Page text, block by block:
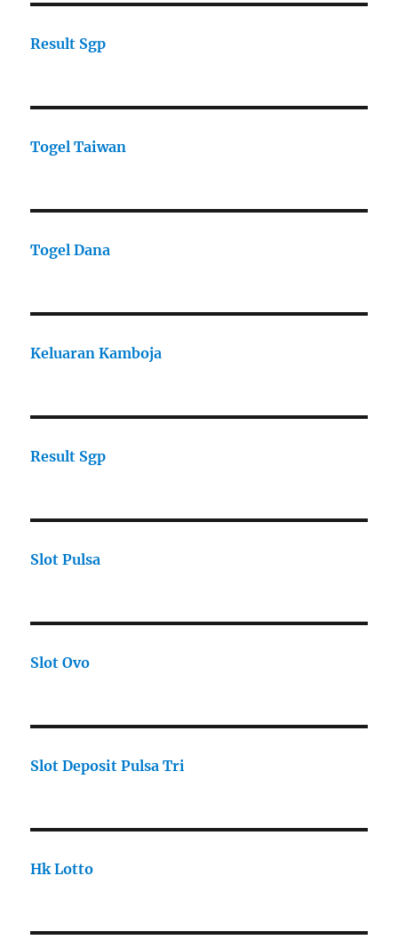
Result Sgp
Togel Taiwan
Togel Dana
Keluaran Kamboja
Result Sgp
Slot Pulsa
Slot Ovo
Slot Deposit Pulsa Tri
Hk Lotto